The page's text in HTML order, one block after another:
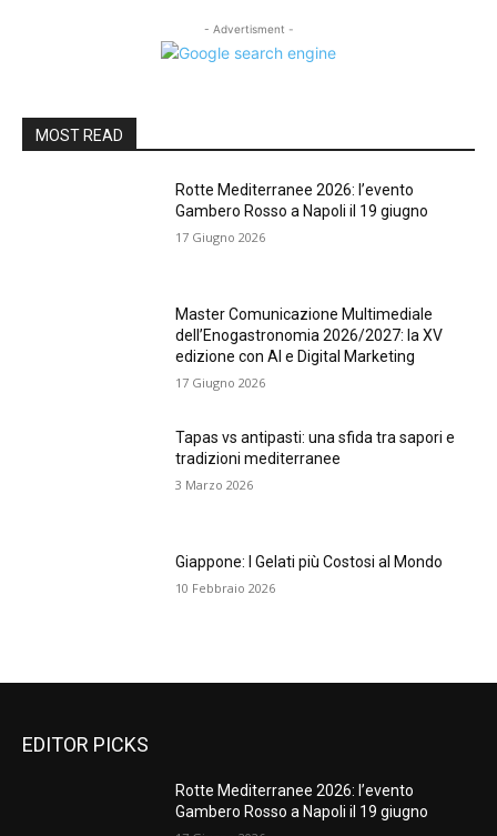
- Advertisment -
MOST READ
Rotte Mediterranee 2026: l’evento
Gambero Rosso a Napoli il 19 giugno
17 Giugno 2026
Master Comunicazione Multimediale
dell’Enogastronomia 2026/2027: la XV
edizione con AI e Digital Marketing
17 Giugno 2026
Tapas vs antipasti: una sfida tra sapori e
tradizioni mediterranee
3 Marzo 2026
Giappone: I Gelati più Costosi al Mondo
10 Febbraio 2026
EDITOR PICKS
Rotte Mediterranee 2026: l’evento
Gambero Rosso a Napoli il 19 giugno